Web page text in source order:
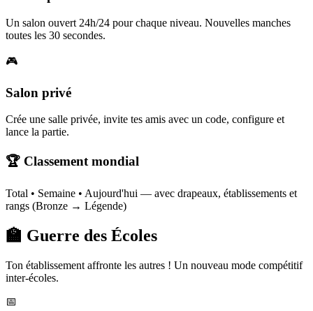
Un salon ouvert 24h/24 pour chaque niveau. Nouvelles manches
toutes les 30 secondes.
🎮
Salon privé
Crée une salle privée, invite tes amis avec un code, configure et
lance la partie.
🏆 Classement mondial
Total • Semaine • Aujourd'hui — avec drapeaux, établissements et
rangs (Bronze → Légende)
🏫 Guerre des Écoles
Ton établissement affronte les autres ! Un nouveau mode compétitif
inter-écoles.
📅